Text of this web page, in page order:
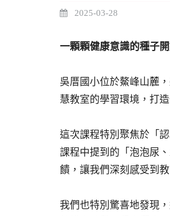
2025-03-28
一顆顆健康意識的種子
吳厝國小位於鰲峰山麓
慧教室的學習環境，打
這次課程特別聚焦於「
課程中提到的「泡泡尿
饋，讓我們深刻感受到
我們也特別驚喜地發現